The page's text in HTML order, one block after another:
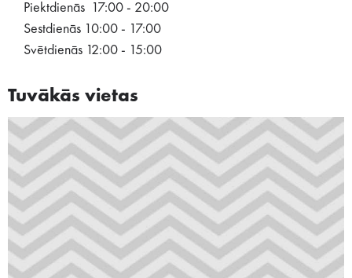
Piektdienās 17:00 - 20:00
Sestdienās 10:00 - 17:00
Svētdienās 12:00 - 15:00
Tuvākās vietas